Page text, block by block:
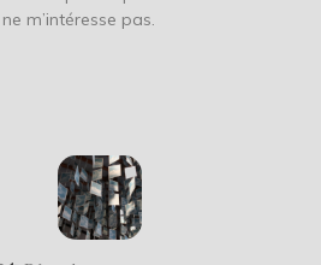
m’intéresse pas.